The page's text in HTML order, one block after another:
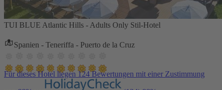
TUI BLUE Atlantic Hills - Adults Only Stil-Hotel
Spanien - Teneriffa - Puerto de la Cruz
Für dieses Hotel liegen 124 Bewertungen mit einer Zustimmung